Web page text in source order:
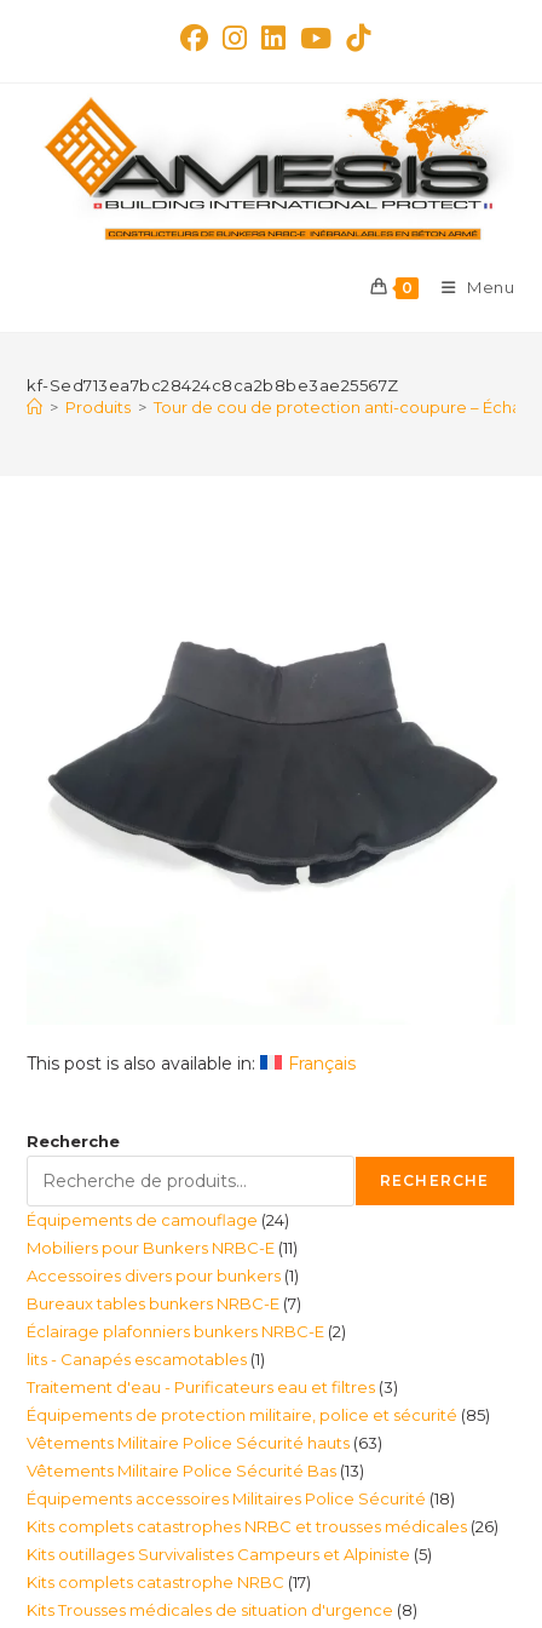
0 Menu
kf-Sed713ea7bc28424c8ca2b8be3ae25567Z
> Produits > Tour de cou de protection anti-coupure –
This post is also available in: Français
Recherche
RECHERCHE
Équipements de camouflage 2424
produits
Mobiliers pour Bunkers NRBC-E 1111
produits
Accessoires divers pour bunkers 11
produit
Bureaux tables bunkers NRBC-E 77
produits
Éclairage plafonniers bunkers NRBC-E 22
lits - Canapés escamotables 11
produit
Traitement d'eau - Purificateurs eau et filtres 33
produits
Équipements de protection militaire, police et sécurité 8585
Vêtements Militaire Police Sécurité hauts 6363
Vêtements Militaire Police Sécurité Bas 1313
produits
Équipements accessoires Militaires Police Sécurité 1818
produits
Kits complets catastrophes NRBC et trousses médicales 2626
Kits outillages Survivalistes Campeurs et Alpiniste 55
Kits complets catastrophe NRBC 1717
produits
Kits Trousses médicales de situation d'urgence 88